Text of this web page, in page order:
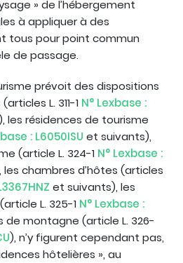
» de l’hébergement
à appliquer à des
tous pour point commun
de passage.
prévoit des dispositions
L. 311-1 N° Lexbase :
les résidences de tourisme
: L6050ISU et suivants),
(article L. 324-1 N° Lexbase :
chambres d’hôtes (articles
et suivants), les
L. 325-1 N° Lexbase :
de montagne (article L. 326-
), n’y figurent cependant pas,
hôtelières », au